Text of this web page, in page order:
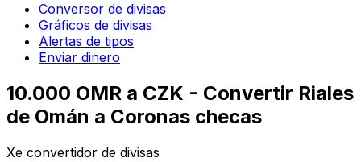
Conversor de divisas
Gráficos de divisas
Alertas de tipos
Enviar dinero
10.000 OMR a CZK - Convertir Riales
de Omán a Coronas checas
Xe convertidor de divisas